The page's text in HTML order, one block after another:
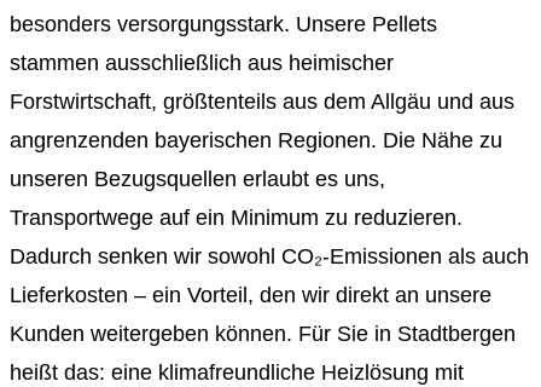
besonders versorgungsstark. Unsere Pellets
stammen ausschließlich aus heimischer
Forstwirtschaft, größtenteils aus dem Allgäu und aus
angrenzenden bayerischen Regionen. Die Nähe zu
unseren Bezugsquellen erlaubt es uns,
Transportwege auf ein Minimum zu reduzieren.
Dadurch senken wir sowohl CO₂-Emissionen als auch
Lieferkosten – ein Vorteil, den wir direkt an unsere
Kunden weitergeben können. Für Sie in Stadtbergen
heißt das: eine klimafreundliche Heizlösung mit